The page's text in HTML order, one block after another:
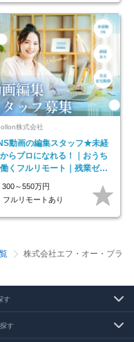
株式会社
動画の編集スタッフ★未経
らプロになれる！｜おうち
くフルリモート｜残業ゼロ
時退勤◎
300～550万円
フルリモートあり
株式会社エフ・オー・プラ
す
す